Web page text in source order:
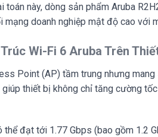
toán này, dòng sản phẩm Aruba
mạng doanh nghiệp mật độ cao với
Wi-Fi 6 Aruba Trên
Point (AP) tầm trung nhưng
thiết bị không chỉ tăng cường
đạt tới 1.77 Gbps (bao gồm 1.2